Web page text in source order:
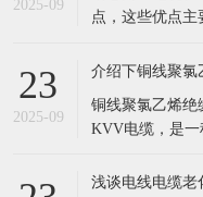
机械损伤引起的
2025-09
点，这些优点主
电阻率远低于
体来说，铜芯电
23
2025-09
介绍下铜线聚氯
铜线聚氯乙烯绝
KVV电缆，是一
KVV电缆是一种